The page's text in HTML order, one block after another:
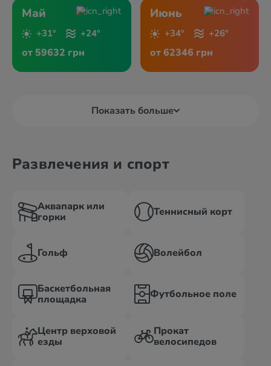
Май
+31° +24°
от 59632 грн
Июнь
+34° +26°
от 62346 грн
Показать больше
Развлечения и спорт
Аквапарк или
горки
Теннисный корт
Гольф Волейбол
Баскетбольная
площадка
Футбольное поле
Центр верховой
езды
Прокат
велосипедов